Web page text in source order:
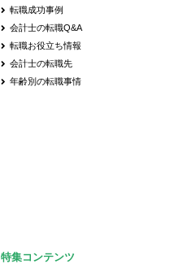
転職成功事例
会計士の転職Q&A
転職お役立ち情報
会計士の転職先
年齢別の転職事情
特集コンテンツ